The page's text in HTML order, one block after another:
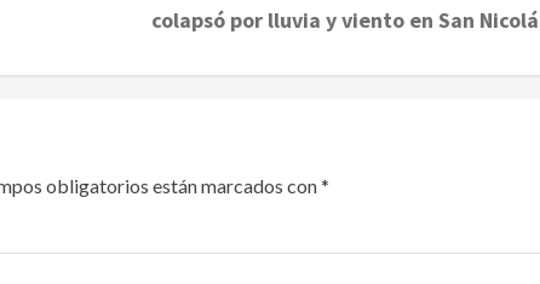
colapsó por lluvia y viento en San
obligatorios están marcados con*